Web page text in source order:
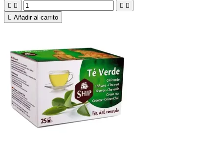
   
 Añadir al carrito